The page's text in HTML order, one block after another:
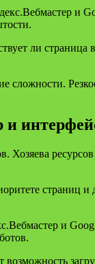
и
ли
Хозяева
и
возможность